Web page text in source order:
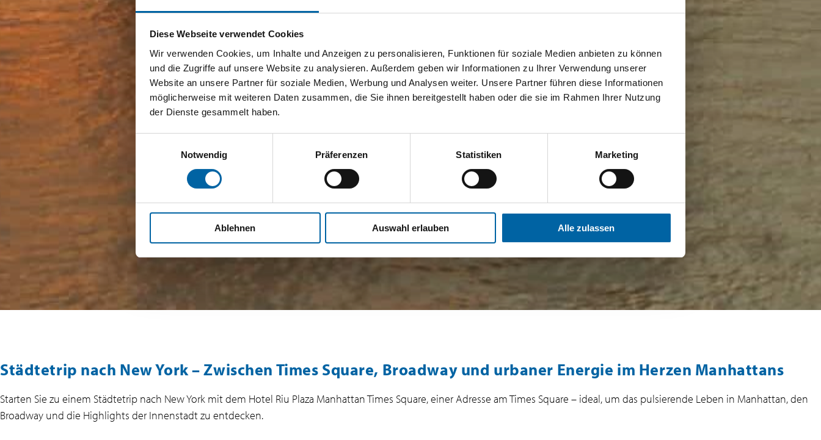
Diese Webseite verwendet Cookies
Wir verwenden Cookies, um Inhalte und Anzeigen zu personalisieren, Funktionen für soziale Medien anbieten zu können
und die Zugriffe auf unsere Website zu analysieren. Außerdem geben wir Informationen zu Ihrer Verwendung unserer
Website an unsere Partner für soziale Medien, Werbung und Analysen weiter. Unsere Partner führen diese Informationen
möglicherweise mit weiteren Daten zusammen, die Sie ihnen bereitgestellt haben oder die sie im Rahmen Ihrer Nutzung
der Dienste gesammelt haben.
Notwendig
Präferenzen Statistiken Marketing
Ablehnen Auswahl erlauben Alle zulassen
Städtetrip nach New York – Zwischen Times Square, Broadway und urbaner Energie im Herzen Manhattans
Starten Sie zu einem Städtetrip nach New York mit dem Hotel Riu Plaza Manhattan Times Square, einer Adresse am Times Square – ideal, um das pulsierende Leben in Manhattan, den
Broadway und die Highlights der Innenstadt zu entdecken.